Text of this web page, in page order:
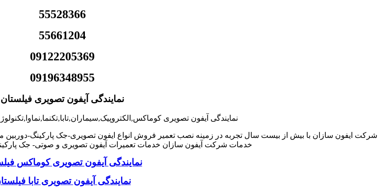
55528366
55661204
09122205369
09196348955
نمایندگی آیفون تصویری فیلستان
نمایندگی آیفون تصویری
شرکت ایفون سازان با بیش از بیست سال تجربه در زمینه نصب تعمیر فروش انواع ایفون تصویری-جک پارکینگ-
خدمات شرکت آیفون سازان خدمات تعمیرات آیفون تصویری و صوتی- جک
نمایندگی آیفون تصویری کوماکس
نمایندگی آیفون تصویری تابا